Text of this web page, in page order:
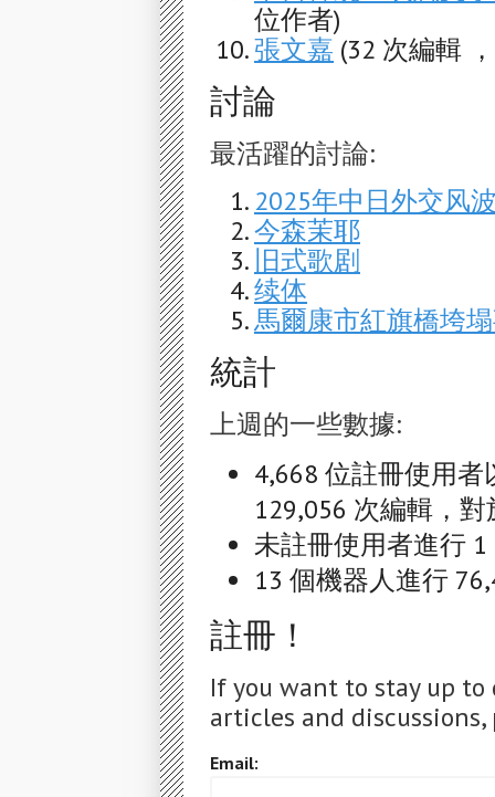
位作者)
張文嘉 (32 次編輯
討論
最活躍的討論:
2025年中日外交风
今森茉耶
旧式歌剧
续体
馬爾康市紅旗橋垮
統計
上週的一些數據:
4,668 位註冊使用
129,056 次編輯，
未註冊使用者進行
13 個機器人進行
註冊！
If you want to stay up
articles and
Email: